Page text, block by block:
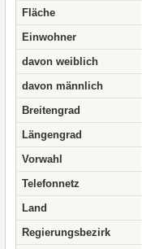
Fläche
Einwohner
davon weiblich
davon männlich
Breitengrad
Längengrad
Vorwahl
Telefonnetz
Land
Regierungsbezirk